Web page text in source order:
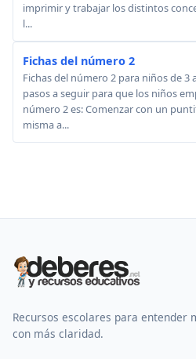
imprimir y trabajar los distintos
l...
Fichas del número 2
Fichas del número 2 para niños de 3
pasos a seguir para que los niños
número 2 es: Comenzar con un
misma a...
Recursos escolares para entender
con más claridad.